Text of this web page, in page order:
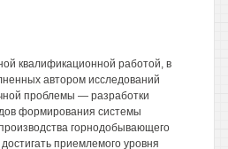
квалификационной работой, в
автором исследований
проблемы — разработки
формирования системы
горнодобывающего
приемлемого уровня